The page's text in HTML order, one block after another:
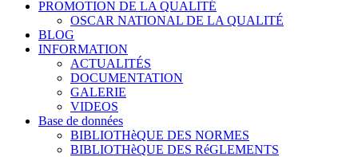
PROMOTION DE LA QUALITÉ
OSCAR NATIONAL DE LA QUALITÉ
BLOG
INFORMATION
ACTUALITÉS
DOCUMENTATION
GALERIE
VIDEOS
Base de données
BIBLIOTHèQUE DES NORMES
BIBLIOTHèQUE DES RéGLEMENTS